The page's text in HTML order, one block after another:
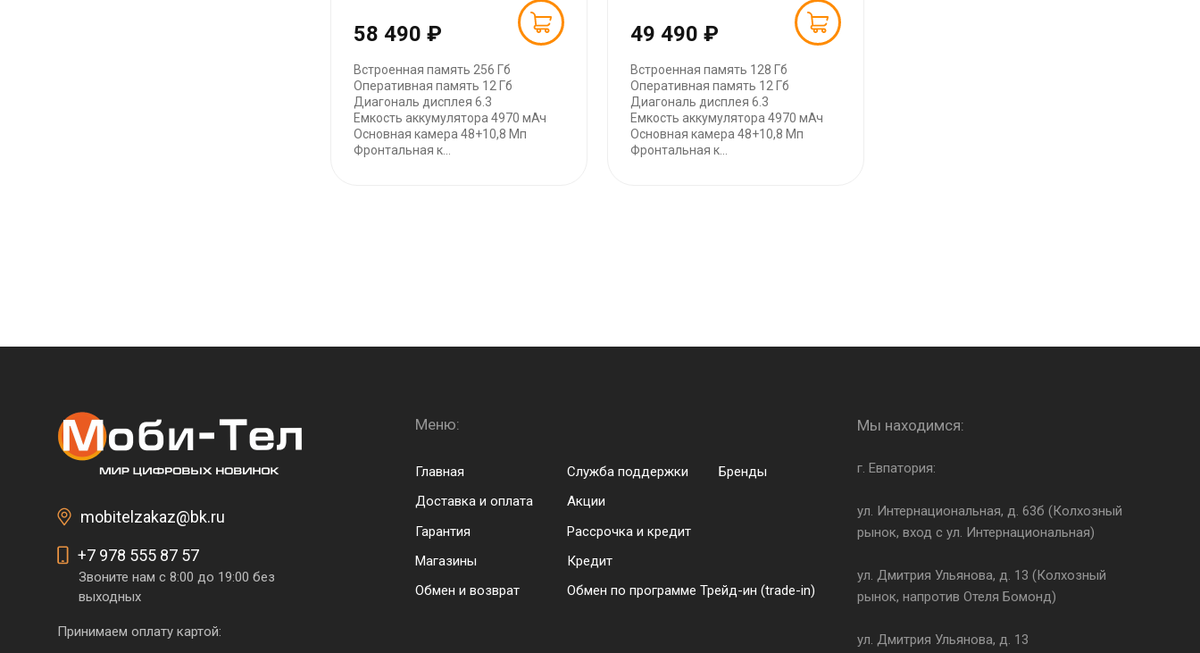
58 490 ₽
Встроенная память 256 Гб
Оперативная память 12 Гб
Диагональ дисплея 6.3
Емкость аккумулятора 4970 мАч
Основная камера 48+10,8 Мп
Фронтальная к...
49 490 ₽
Встроенная память 128 Гб
Оперативная память 12 Гб
Диагональ дисплея 6.3
Емкость аккумулятора 4970 мАч
Основная камера 48+10,8 Мп
Фронтальная к...
mobitelzakaz@bk.ru
+7 978 555 87 57
Звоните нам с 8:00 до 19:00 без
выходных
Принимаем оплату картой:
Меню:
Menu footer
Главная
Доставка и оплата
Гарантия
Магазины
Обмен и возврат
Служба поддержки
Акции
Рассрочка и кредит
Кредит
Обмен по программе Трейд-ин (trade-in)
Бренды
Мы находимся:
г. Евпатория:
ул. Интернациональная, д. 63б (Колхозный
рынок, вход с ул. Интернациональная)
ул. Дмитрия Ульянова, д. 13 (Колхозный
рынок, напротив Отеля Бомонд)
ул. Дмитрия Ульянова, д. 13